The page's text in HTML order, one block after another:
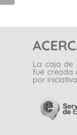
La caja de
fue creada
por